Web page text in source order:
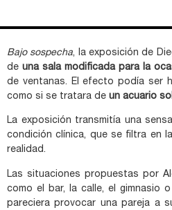
Bajo sospecha, la exposición de
de una sala modificada para la
de ventanas. El efecto podía ser
como si se tratara de un acuario
La exposición transmitía una
condición clínica, que se filtra en
realidad.
Las situaciones propuestas por
como el bar, la calle, el gimnasio
pareciera provocar una pareja a